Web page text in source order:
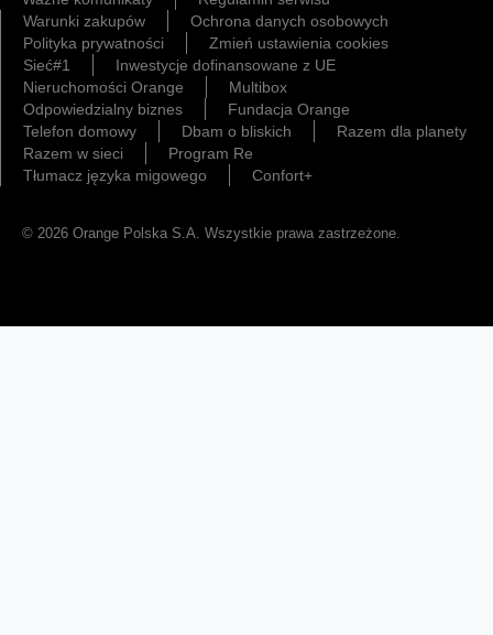
Warunki zakupów
Ochrona danych osobowych
Polityka prywatności
Zmień ustawienia cookies
Sieć#1
Inwestycje dofinansowane z UE
Nieruchomości Orange
Multibox
Odpowiedzialny biznes
Fundacja Orange
Telefon domowy
Dbam o bliskich
Razem dla planety
Razem w sieci
Program Re
Tłumacz języka migowego
Confort+
© 2026 Orange Polska S.A. Wszystkie prawa zastrzeżone.